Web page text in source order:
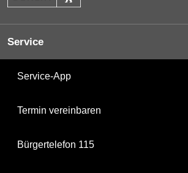
Service
Service-App
Termin vereinbaren
Bürgertelefon 115